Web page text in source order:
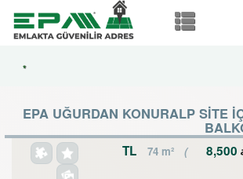
*
EPA UĞURDAN KONURALP SİTE
8,500 TL
74 m²
(